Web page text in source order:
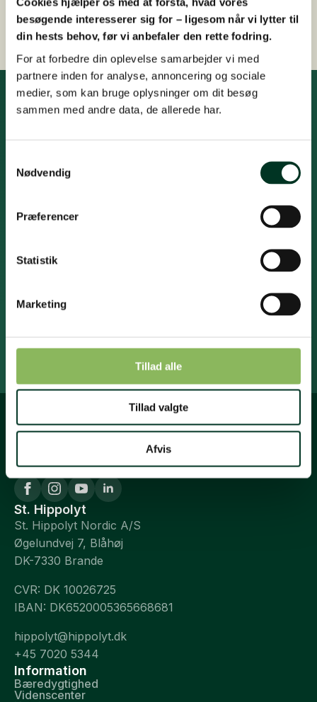
besøgende interesserer sig for – ligesom når vi lytter til
din hests behov, før vi anbefaler den rette fodring.
For at forbedre din oplevelse samarbejder vi med
partnere inden for analyse, annoncering og sociale
medier, som kan bruge oplysninger om dit besøg
sammen med andre data, de allerede har.
Nødvendig
Præferencer
Statistik
Marketing
Tillad alle
Tillad valgte
Afvis
Hurtig, nem og sikker betaling
hesteernæring og vejledning til fodring af hesten året
Fornavn
*
*
*
St. Hippolyt
St. Hippolyt Nordic A/S
Øgelundvej 7, Blåhøj
DK-7330 Brande
CVR: DK 10026725
IBAN: DK6520005365668681
hippolyt@hippolyt.dk
+45 7020 5344
Information
Bæredygtighed
Videnscenter